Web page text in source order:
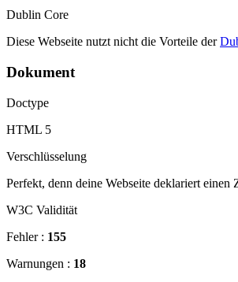
Dublin Core
Diese Webseite nutzt nicht die Vorteile der
Dokument
Doctype
HTML 5
Verschlüsselung
Perfekt, denn deine Webseite deklariert einen
W3C Validität
Fehler : 155
Warnungen : 18